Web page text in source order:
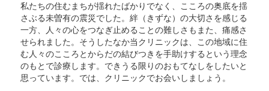
私たちの住むまちが揺れたばかりでなく、こころの奥底を揺
さぶる未曽有の震災でした。絆（きずな）の大切さを感じる
一方、人々の心をつなぎ止めることの難しさもまた、痛感さ
せられました。そうしたなか当クリニックは、この地域に住
む人々のこころとからだの結びつきを手助けするという理念
のもとで診療します。できうる限りのおもてなしをしたいと
思っています。では、クリニックでお会いしましょう。